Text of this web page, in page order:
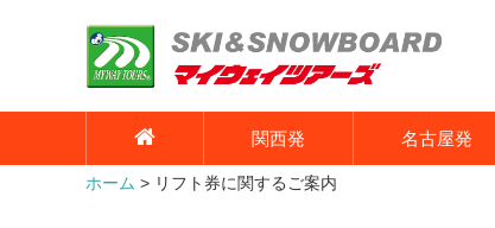
関西発 名古屋発
ホーム リフト券に関するご案内